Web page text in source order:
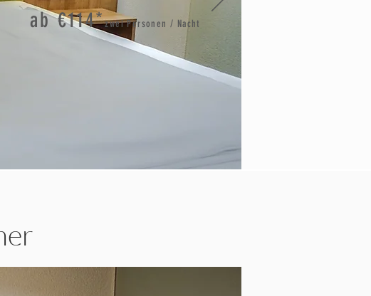
ab €114*zwei Personen / Nacht